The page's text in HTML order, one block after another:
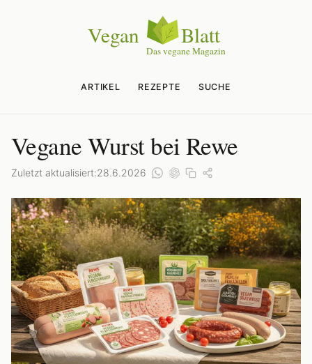
ARTIKEL REZEPTE SUCHE
Vegane Wurst bei Rewe
Zuletzt aktualisiert:28.6.2026